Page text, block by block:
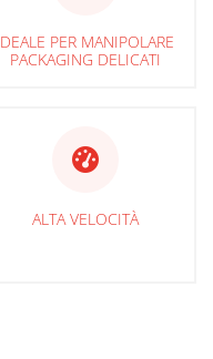
PER MANIPOLARE
PACKAGING DELICATI
ALTA VELOCITÀ